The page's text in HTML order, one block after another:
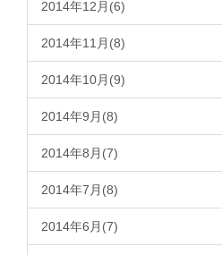
2014年12月(6)
2014年11月(8)
2014年10月(9)
2014年9月(8)
2014年8月(7)
2014年7月(8)
2014年6月(7)